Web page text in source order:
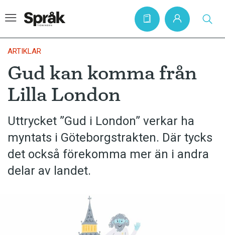
Hem
Artiklar
Krönikor
Språkfrågor
Skrivtips
Bokrecensioner
Anmäl till språkpolisen
ARTIKLAR
Gud kan komma från
Lilla London
Uttrycket ”Gud i London” verkar ha
myntats i Göteborgstrakten. Där tycks
det också förekomma mer än i andra
delar av landet.